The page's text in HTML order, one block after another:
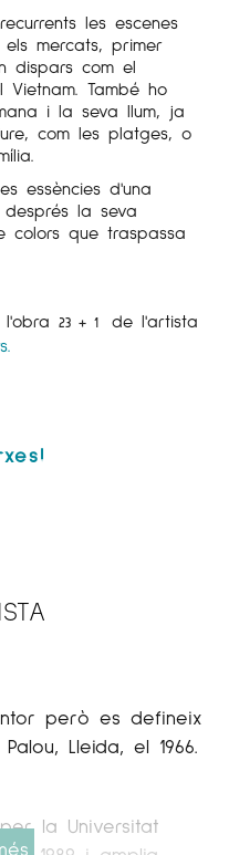
les escenes
mercats, primer
dispars com el
També ho
i la seva llum, ja
com les platges, o
essències d'una
la seva
colors que traspassa
23 + 1
de l'artista
però es defineix
Lleida, el 1966.
la Universitat